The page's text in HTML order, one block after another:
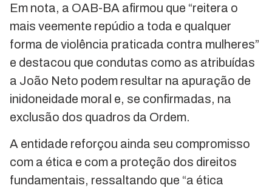
Em nota, a OAB-BA afirmou que “reitera o
mais veemente repúdio a toda e qualquer
forma de violência praticada contra mulheres”
e destacou que condutas como as atribuídas
a João Neto podem resultar na apuração de
inidoneidade moral e, se confirmadas, na
exclusão dos quadros da Ordem.
A entidade reforçou ainda seu compromisso
com a ética e com a proteção dos direitos
fundamentais, ressaltando que “a ética